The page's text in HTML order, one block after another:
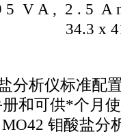
5 V A , 2 . 5 A
x 41.9
分析仪标准配
和可供*个月
MO42 钼酸盐分